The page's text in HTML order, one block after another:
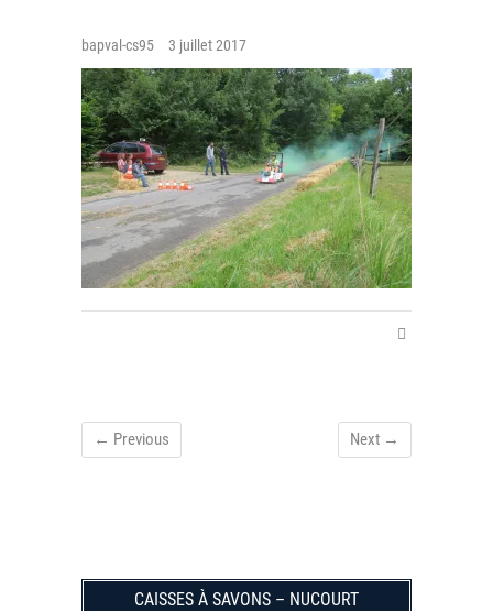
bapval-cs95 3 juillet 2017
← Previous Next →
CAISSES À SAVONS – NUCOURT